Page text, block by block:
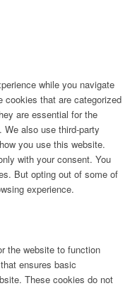
while you navigate
cookies that are categorized
are essential for the
also use third-party
you use this website.
with your consent. You
But opting out of some of
experience.
the website to function
ensures basic
These cookies do not